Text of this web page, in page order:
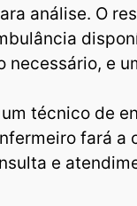
análise. O
e
técnico de
fará a
e